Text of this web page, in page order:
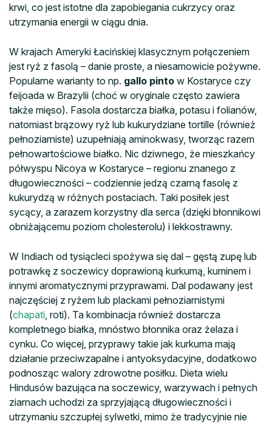
krwi, co jest istotne dla zapobiegania cukrzycy oraz
utrzymania energii w ciągu dnia.
W krajach Ameryki Łacińskiej klasycznym połączeniem
jest ryż z fasolą – danie proste, a niesamowicie pożywne.
Popularne warianty to np. gallo pinto w Kostaryce czy
feijoada w Brazylii (choć w oryginale często zawiera
także mięso). Fasola dostarcza białka, potasu i folianów,
natomiast brązowy ryż lub kukurydziane tortille (również
pełnoziarniste) uzupełniają aminokwasy, tworząc razem
pełnowartościowe białko. Nic dziwnego, że mieszkańcy
półwyspu Nicoya w Kostaryce – regionu znanego z
długowieczności – codziennie jedzą czarną fasolę z
kukurydzą w różnych postaciach. Taki posiłek jest
sycący, a zarazem korzystny dla serca (dzięki błonnikowi
obniżającemu poziom cholesterolu) i lekkostrawny.
W Indiach od tysiącleci spożywa się dal – gęstą zupę lub
potrawkę z soczewicy doprawioną kurkumą, kuminem i
innymi aromatycznymi przyprawami. Dal podawany jest
najczęściej z ryżem lub plackami pełnoziarnistymi
(chapati, roti). Ta kombinacja również dostarcza
kompletnego białka, mnóstwo błonnika oraz żelaza i
cynku. Co więcej, przyprawy takie jak kurkuma mają
działanie przeciwzapalne i antyoksydacyjne, dodatkowo
podnosząc walory zdrowotne posiłku. Dieta wielu
Hindusów bazująca na soczewicy, warzywach i pełnych
ziarnach uchodzi za sprzyjającą długowieczności i
utrzymaniu szczupłej sylwetki, mimo że tradycyjnie nie